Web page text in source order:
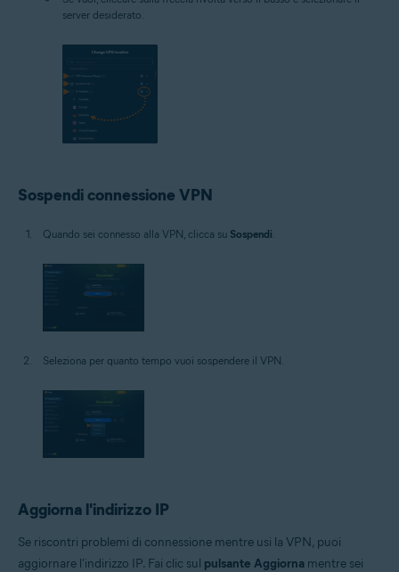
server desiderato.
Sospendi connessione VPN
Quando sei connesso alla VPN, clicca su Sospendi
Seleziona per quanto tempo vuoi sospendere il VPN.
Aggiorna l'indirizzo IP
Se riscontri problemi di connessione mentre usi la VPN, puoi
aggiornare l'indirizzo IP. Fai clic sul pulsante Aggiorna mentre sei